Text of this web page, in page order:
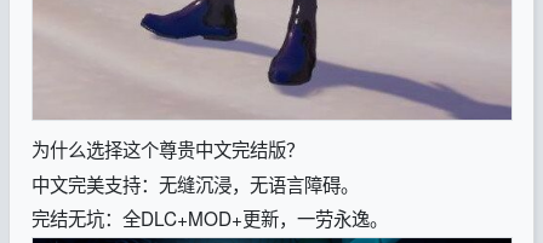
为什么选择这个尊贵中文完结版？
中文完美支持：无缝沉浸，无语言障碍。
完结无坑：全DLC+MOD+更新，一劳永逸。